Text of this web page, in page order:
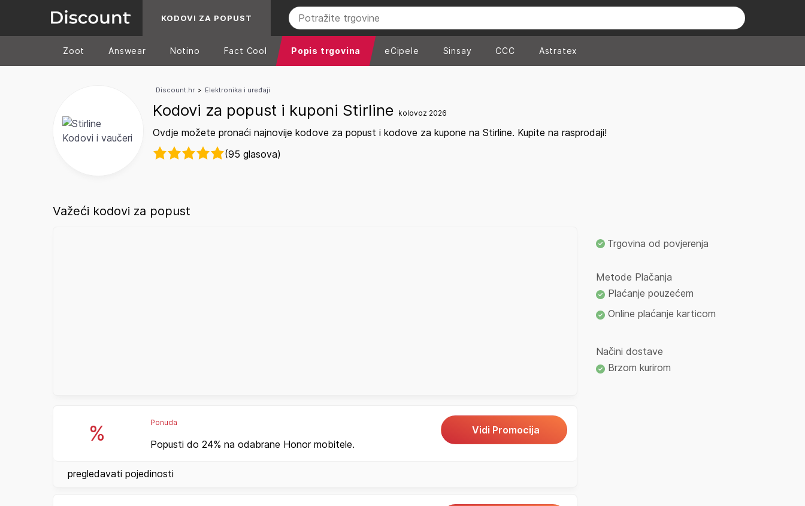
KODOVI ZA POPUST
Zoot Answear Notino Fact Cool Popis trgovina eCipele Sinsay CCC Astratex
Discount.hr > Elektronika i uređaji
Kodovi za popust i kuponi Stirline kolovoz 2026
Ovdje možete pronaći najnovije kodove za popust i kodove za kupone na Stirline. Kupite na rasprodaji!
(95 glasova)
Važeći kodovi za popust
% Ponuda
Popusti do 24% na odabrane Honor mobitele.
Vidi Promocija
pregledavati pojedinosti
Trgovina od povjerenja
Metode Plačanja
Plaćanje pouzećem
Online plaćanje karticom
Načini dostave
Brzom kurirom